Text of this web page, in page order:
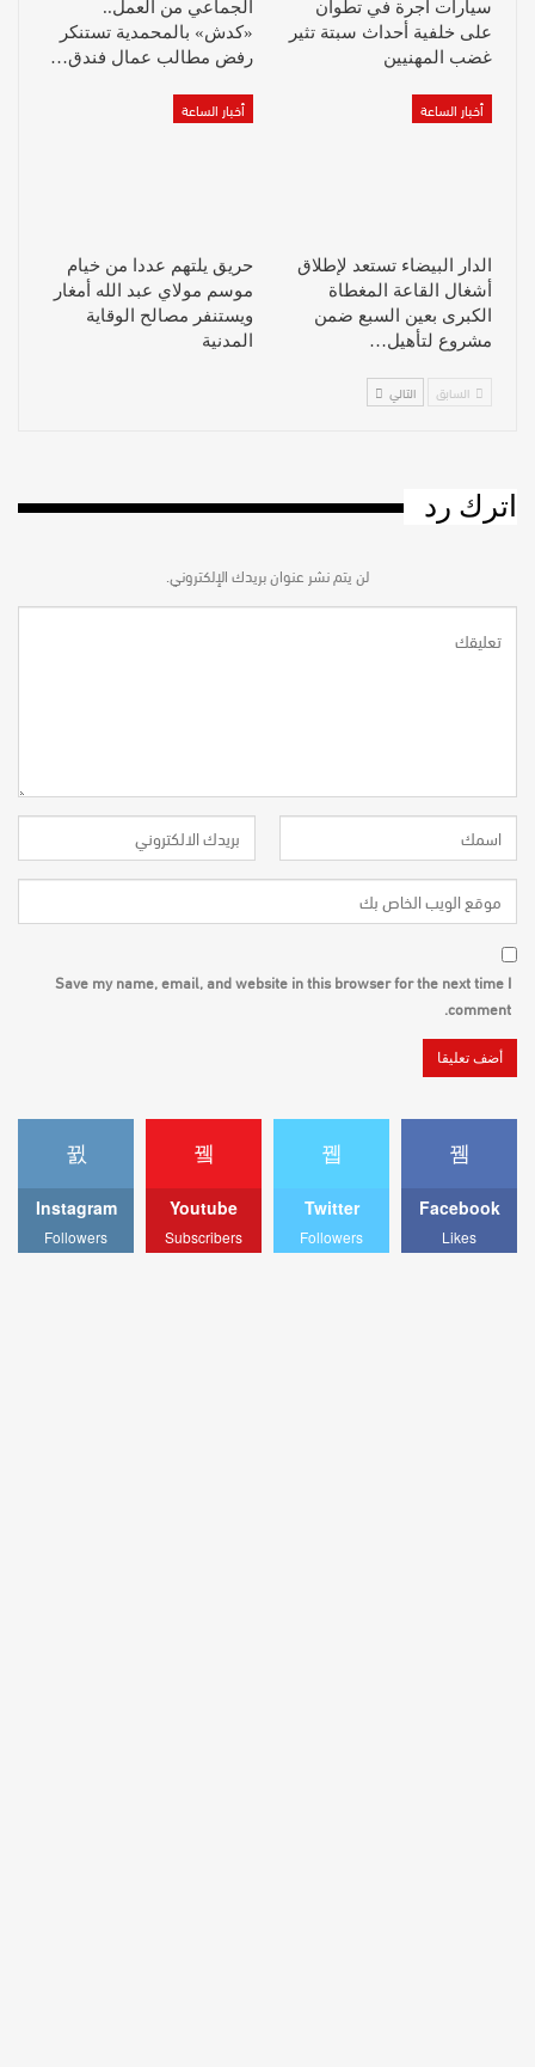
سيارات أجرة في تطوان
على خلفية أحداث سبتة تثير
غضب المهنيين
الجماعي من العمل..
«كدش» بالمحمدية تستنكر
رفض مطالب عمال فندق…
أخبار الساعة
الدار البيضاء تستعد لإطلاق
أشغال القاعة المغطاة
الكبرى بعين السبع ضمن
مشروع لتأهيل…
أخبار الساعة
حريق يلتهم عددا من خيام
موسم مولاي عبد الله أمغار
ويستنفر مصالح الوقاية
المدنية
السابق التالي
اترك رد
لن يتم نشر عنوان بريدك الإلكتروني.
Save my name, email, and website in this browser for the next time I
comment.
Facebook
Likes
Twitter
Followers
Youtube
Subscribers
Instagram
Followers